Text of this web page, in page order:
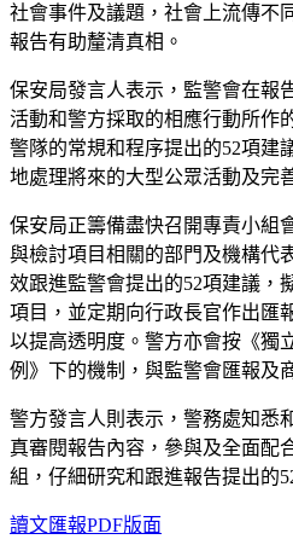
社會事件及議題，社會上流傳不
報告有助釐清真相。
保安局發言人表示，監警會在報
活動和警方採取的相應行動所作
警隊的常規和程序提出的52項建
地處理將來的大型公眾活動及完
保安局正籌備盡快召開專責小組
與檢討項目相關的部門及機構代
效跟進監警會提出的52項建議，
項目，並定期向行政長官作出匯
以提高透明度。警方亦會按《獨
例》下的機制，與監警會匯報及
警方發言人則表示，警務處知悉
真審閱報告內容，參與及全面配
組，仔細研究和跟進報告提出的
讀文匯報PDF版面